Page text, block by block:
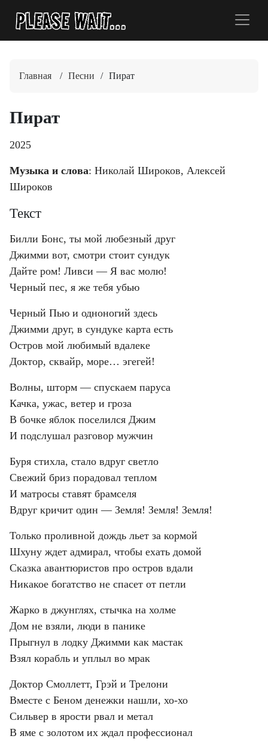
Главная / Песни / Пират
Пират
2025
Музыка и слова: Николай Широков, Алексей
Широков
Текст
Билли Бонс, ты мой любезный друг
Джимми вот, смотри стоит сундук
Дайте ром! Ливси — Я вас молю!
Черный пес, я же тебя убью
Черный Пью и одноногий здесь
Джимми друг, в сундуке карта есть
Остров мой любимый вдалеке
Доктор, сквайр, море… эгегей!
Волны, шторм — спускаем паруса
Качка, ужас, ветер и гроза
В бочке яблок поселился Джим
И подслушал разговор мужчин
Буря стихла, стало вдруг светло
Свежий бриз порадовал теплом
И матросы ставят брамселя
Вдруг кричит один — Земля! Земля! Земля!
Только проливной дождь льет за кормой
Шхуну ждет адмирал, чтобы ехать домой
Сказка авантюристов про остров вдали
Никакое богатство не спасет от петли
Жарко в джунглях, стычка на холме
Дом не взяли, люди в панике
Прыгнул в лодку Джимми как мастак
Взял корабль и уплыл во мрак
Доктор Смоллетт, Грэй и Трелони
Вместе с Беном денежки нашли, хо-хо
Сильвер в ярости рвал и метал
В яме с золотом их ждал профессионал